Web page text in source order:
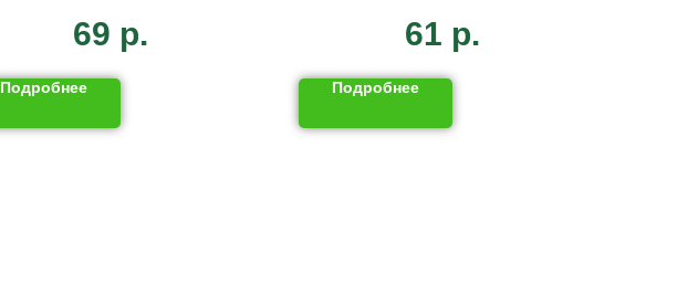
69 р.
Подробнее
61 р.
Подробнее